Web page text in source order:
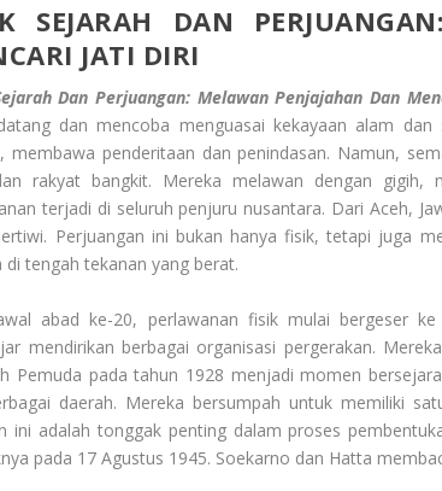
SEJARAH DAN
JATI DIRI
Dan Perjuangan: Melawan Penjajahan Dan
dan mencoba menguasai kekayaan alam
membawa penderitaan dan penindasan. Namun,
rakyat bangkit. Mereka melawan dengan gigih,
terjadi di seluruh penjuru nusantara. Dari Aceh,
Perjuangan ini bukan hanya fisik, tetapi juga
di tengah tekanan yang berat.
abad ke-20, perlawanan fisik mulai bergeser
mendirikan berbagai organisasi pergerakan.
Pemuda pada tahun 1928 menjadi momen
daerah. Mereka bersumpah untuk memiliki
ini adalah tonggak penting dalam proses
pada 17 Agustus 1945. Soekarno dan Hatta